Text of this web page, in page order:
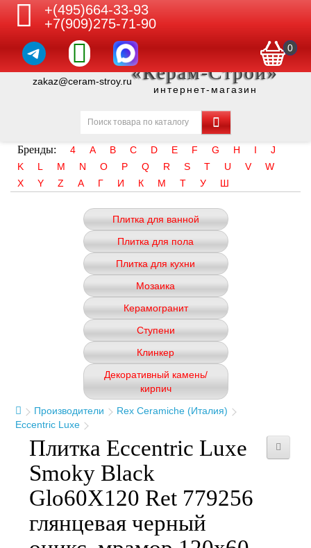
+(495)664-33-93
+7(909)275-71-90
0
zakaz@ceram-stroy.ru«Керам-Строй»
интернет-магазин
Бренды: 4 A B C D E F G H I
J
K
L M N O P Q R S T U V
W
X
Y Z А Г И К М Т У Ш
Плитка для ванной
Плитка для пола
Плитка для кухни
Мозаика
Керамогранит
Ступени
Клинкер
Декоративный камень/
кирпич
Производители
Rex Ceramiche (Италия)
Eccentric Luxe
Плитка Eccentric Luxe
Smoky Black
Glo60X120 Ret 779256
глянцевая черный